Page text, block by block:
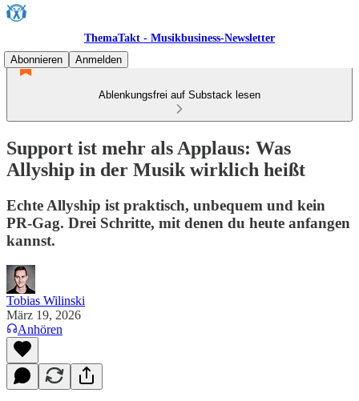
ThemaTakt - Musikbusiness-Newsletter
Abonnieren
Anmelden
Ablenkungsfrei auf Substack lesen
Support ist mehr als Applaus: Was
Allyship in der Musik wirklich heißt
Echte Allyship ist praktisch, unbequem und kein
PR-Gag. Drei Schritte, mit denen du heute anfangen
kannst.
Tobias Wilinski
März 19, 2026
Anhören